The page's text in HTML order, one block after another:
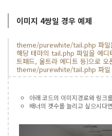
이미지 4쌍일 경우 예제
theme/purewhite/tail.php 파일
해당 테마의 tail.php 파일을 에디
트패드, 울트라 에디트 등)으로 오
theme/purewhite/tail.php 파일
아래 코드의 이미지경로와 링크
배너의 갯수를 늘리고 싶으시다